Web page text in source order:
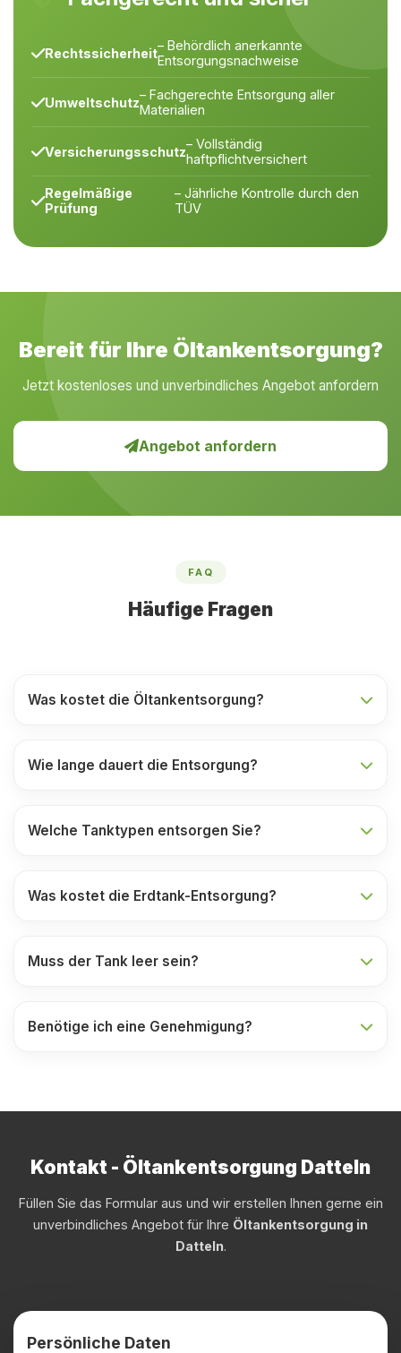
Rechtssicherheit– Behördlich anerkannte
Entsorgungsnachweise
Umweltschutz– Fachgerechte Entsorgung aller
Materialien
Versicherungsschutz– Vollständig
haftpflichtversichert
Regelmäßige
Prüfung
– Jährliche Kontrolle durch den
TÜV
Bereit für Ihre Öltankentsorgung?
Jetzt kostenloses und unverbindliches Angebot anfordern
Angebot anfordern
FAQ
Häufige Fragen
Was kostet die Öltankentsorgung?
Wie lange dauert die Entsorgung?
Welche Tanktypen entsorgen Sie?
Was kostet die Erdtank-Entsorgung?
Muss der Tank leer sein?
Benötige ich eine Genehmigung?
Kontakt - Öltankentsorgung Datteln
Füllen Sie das Formular aus und wir erstellen Ihnen gerne ein
unverbindliches Angebot für Ihre Öltankentsorgung in
Datteln.
Persönliche Daten